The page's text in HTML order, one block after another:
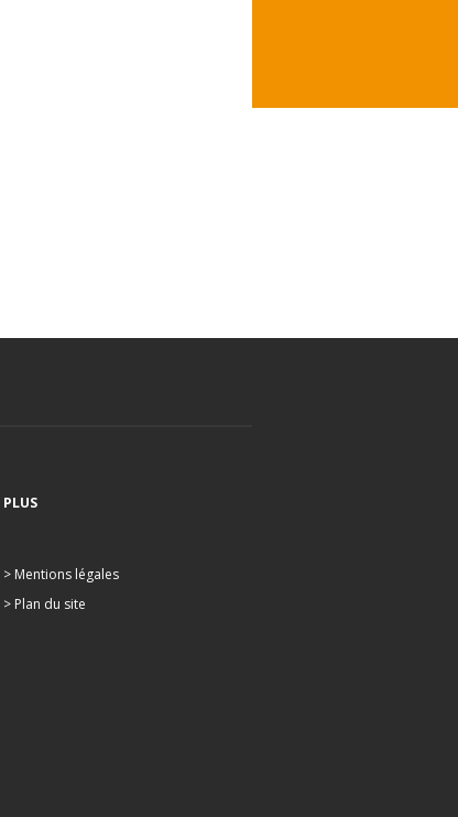
PLUS
> Mentions légales
> Plan du site